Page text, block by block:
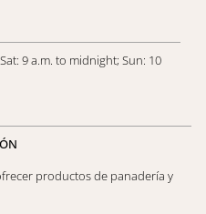
9 a.m. to midnight; Sun: 10
productos de panadería y